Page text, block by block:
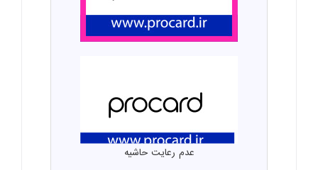
عدم رعایت حاشیه